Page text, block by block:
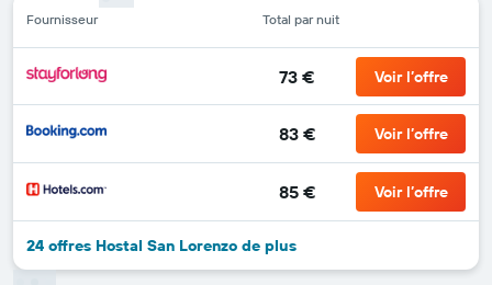
Fournisseur Total par nuit
73 € Voir l’offre
83 € Voir l’offre
85 € Voir l’offre
24 offres Hostal San Lorenzo de plus